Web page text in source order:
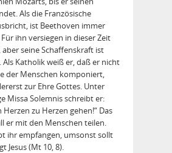
Als die Französische
ist Beethoven immer
ihn versiegen in dieser Zeit
seine Schaffenskraft ist
Als Katholik weiß er, daß er nicht
der Menschen komponiert,
zur Ehre Gottes. Unter
Missa Solemnis schreibt er:
Herzen zu Herzen gehen!“ Das
er mit den Menschen teilen.
ihr empfangen, umsonst sollt
Jesus (Mt 10, 8).